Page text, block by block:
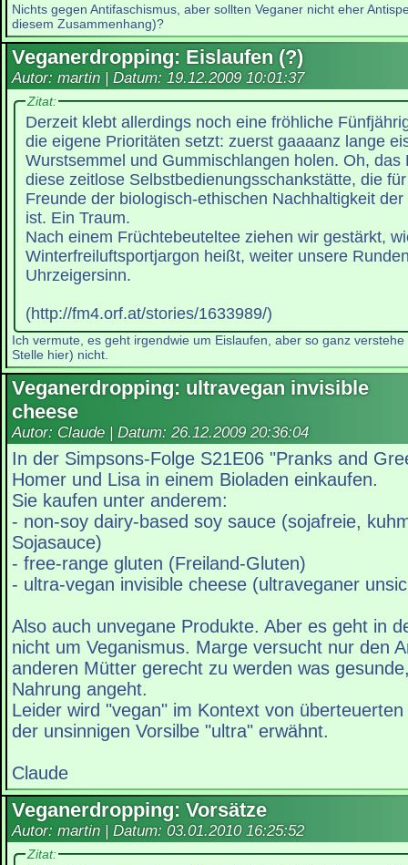
Nichts gegen Antifaschismus, aber sollten Veganer nicht eher
diesem Zusammenhang)?
Veganerdropping: Eislaufen (?)
Autor: martin | Datum: 19.12.2009 10:01:37
Zitat:
Derzeit klebt allerdings noch eine fröhliche
die eigene Prioritäten setzt: zuerst gaaaanz lange
Wurstsemmel und Gummischlangen holen. Oh, das
diese zeitlose Selbstbedienungsschankstätte, die
Freunde der biologisch-ethischen Nachhaltigkeit
ist. Ein Traum.
Nach einem Früchtebeuteltee ziehen wir gestärkt,
Winterfreiluftsportjargon heißt, weiter unsere
Uhrzeigersinn.
(http://fm4.orf.at/stories/1633989/)
Ich vermute, es geht irgendwie um Eislaufen, aber so ganz
Stelle hier) nicht.
Veganerdropping: ultravegan invisible
cheese
Autor: Claude | Datum: 26.12.2009 20:36:04
In der Simpsons-Folge S21E06 "Pranks and
Homer und Lisa in einem Bioladen einkaufen.
Sie kaufen unter anderem:
- non-soy dairy-based soy sauce (sojafreie,
Sojasauce)
- free-range gluten (Freiland-Gluten)
- ultra-vegan invisible cheese (ultraveganer
Also auch unvegane Produkte. Aber es geht in
nicht um Veganismus. Marge versucht nur den
anderen Mütter gerecht zu werden was
Nahrung angeht.
Leider wird "vegan" im Kontext von
der unsinnigen Vorsilbe "ultra" erwähnt.
Claude
Veganerdropping: Vorsätze
Autor: martin | Datum: 03.01.2010 16:25:52
Zitat: